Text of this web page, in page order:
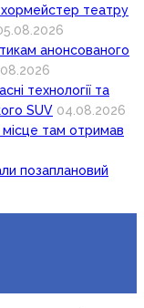
театру
анонсованого
технології та
SUV 04.08.2026
місце там отримав
позаплановий